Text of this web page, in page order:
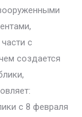
с
создается
с 8 февраля